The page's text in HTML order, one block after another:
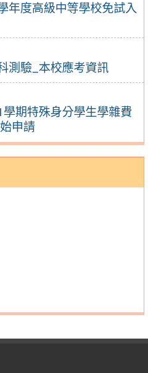
年度高級中等學校免試入
測驗_本校應考資訊
學期特殊身分學生學雜費
申請